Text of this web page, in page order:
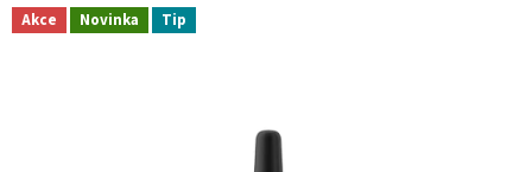
Akce Novinka Tip